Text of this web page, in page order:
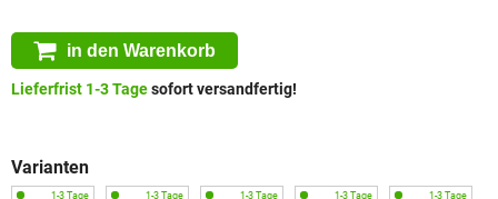
in den Warenkorb
Lieferfrist 1-3 Tagesofort versandfertig!
Varianten